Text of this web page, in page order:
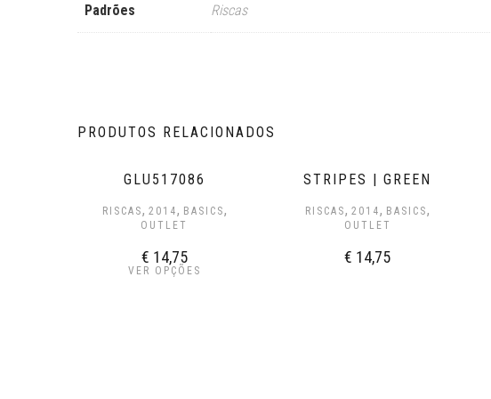
Padrões Riscas
PRODUTOS RELACIONADOS
GLU517086
RISCAS, 2014, BASICS,
OUTLET
€ 14,75
VER OPÇÕES
STRIPES | GREEN
RISCAS,2014, BASICS,
OUTLET
€ 14,75